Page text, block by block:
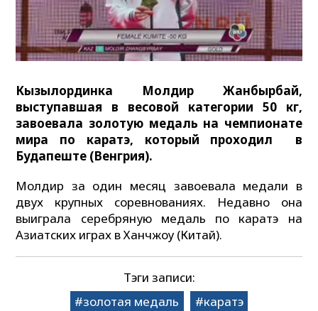
Кызылординка Молдир Жанбырбай,
выступавшая в весовой категории 50 кг,
завоевала золотую медаль на чемпионате
мира по каратэ, который проходил в
Будапеште (Венгрия).
Молдир за один месяц завоевала медали в
двух крупных соревнованиях. Недавно она
выиграла серебряную медаль по каратэ на
Азиатских играх в Ханчжоу (Китай).
Тэги записи:
золотая медаль
каратэ